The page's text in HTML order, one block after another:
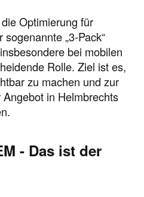
Optimierung für
„3-Pack“
bei mobilen
Rolle. Ziel ist es,
zu machen und zur
in Helmbrechts
- Das ist der